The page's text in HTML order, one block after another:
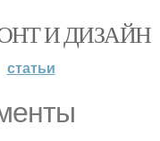
И ДИЗАЙН
статьи